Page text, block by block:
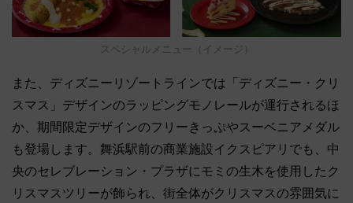
スペシャルメニュー（イメージ）
また、ディズニーリゾートラインでは「ディズニー・クリ
スマス」デザインのラッピングモノレールが運行されるほ
か、期間限定デザインのフリーきっぷやスーベニアメダル
も登場します。舞浜駅前の商業施設イクスピアリでも、中
央のセレブレーション・プラザにモミの生木を使用したク
リスマスツリーが飾られ、街全体がクリスマスの雰囲気に